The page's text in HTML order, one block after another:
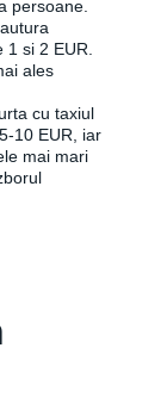
persoane.
si 2 EUR.
ales
cu taxiul
10 EUR, iar
mai mari